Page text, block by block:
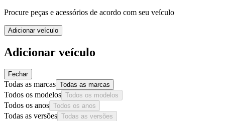
Procure peças e acessórios de acordo com seu veículo
Adicionar veículo
Adicionar veículo
Fechar
Todas as marcas Todas as marcas
Todos os modelos Todos os modelos
Todos os anos Todos os anos
Todas as versões Todas as versões